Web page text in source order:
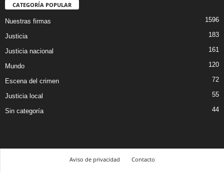
CATEGORÍA POPULAR
Nuestras firmas 1596
Justicia 183
Justicia nacional 161
Mundo 120
Escena del crimen 72
Justicia local 55
Sin categoría 44
Aviso de privacidad
Contacto